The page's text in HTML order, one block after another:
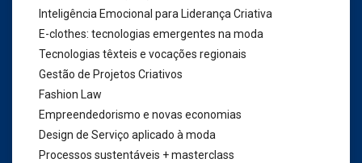
Inteligência Emocional para Liderança Criativa
E-clothes: tecnologias emergentes na moda
Tecnologias têxteis e vocações regionais
Gestão de Projetos Criativos
Fashion Law
Empreendedorismo e novas economias
Design de Serviço aplicado à moda
Processos sustentáveis + masterclass